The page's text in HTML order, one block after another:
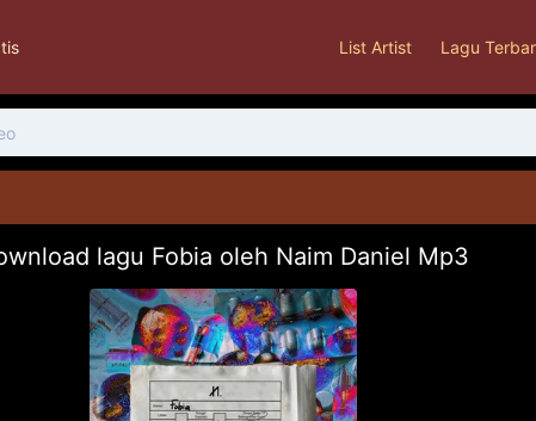
List Artist Lagu
lagu Fobia oleh Naim Daniel Mp3